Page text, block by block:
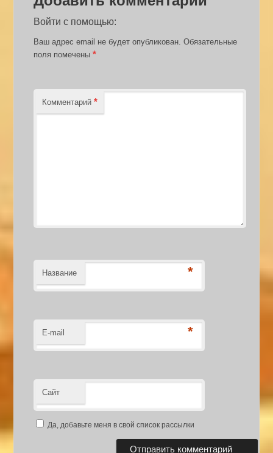
Войти с помощью:
Ваш адрес email не будет опубликован. Обязательные
поля помечены*
Комментарий*
Название *
E-mail *
Сайт
Да, добавьте меня в свой список рассылки